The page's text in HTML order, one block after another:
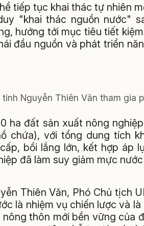
tiếp tục khai thác tự nhiên
"khai thác nguồn nước"
hướng tới mục tiêu tiết
đầu nguồn và phát triển
tỉnh Nguyễn Thiên Văn tham gia
ha đất sản xuất nông
chứa), với tổng dung tích
bồi lắng lớn, kết hợp áp
đã làm suy giảm mực
Thiên Văn, Phó Chủ tịch
là nhiệm vụ chiến lược và
thôn mới bền vững của